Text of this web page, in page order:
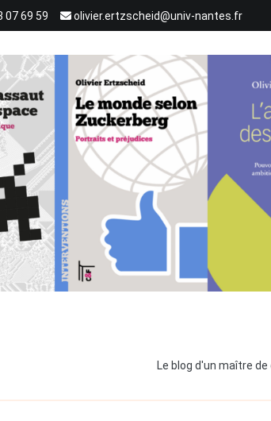
07 69 59 olivier.ertzscheid@univ-nantes.fr
Le blog d'un maître